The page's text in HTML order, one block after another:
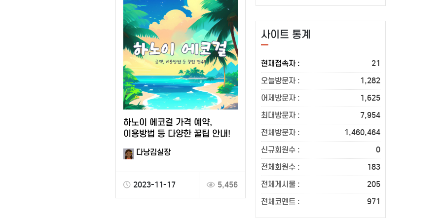
하노이 에코걸 가격 예약,
이용방법 등 다양한 꿀팁 안내!
다낭김실장
2023-11-17 5,456
사이트 통계
현재접속자 :
21
오늘방문자 :
1,282
어제방문자 :
1,625
최대방문자 :
7,954
전체방문자 :
1,460,464
신규회원수 :
0
전체회원수 :
183
전체게시물 :
205
전체코멘트 :
971